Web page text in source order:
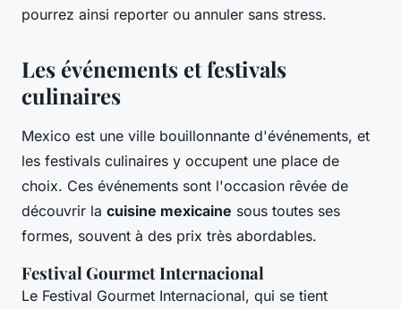
pourrez ainsi reporter ou annuler sans stress.
Les événements et festivals
culinaires
Mexico est une ville bouillonnante d'événements, et
les festivals culinaires y occupent une place de
choix. Ces événements sont l'occasion rêvée de
découvrir la cuisine mexicaine sous toutes ses
formes, souvent à des prix très abordables.
Festival Gourmet Internacional
Le Festival Gourmet Internacional, qui se tient